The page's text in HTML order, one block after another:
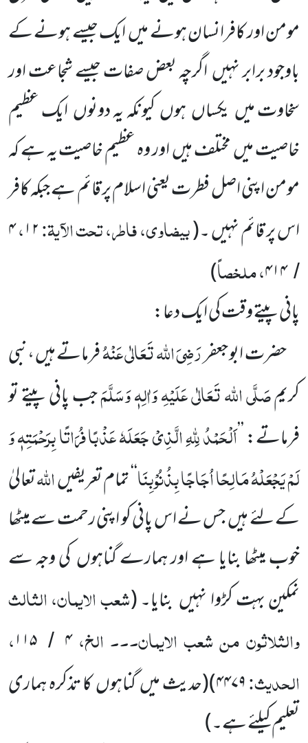
مومن اور کافرانسان ہونے میں ایک جیسے ہونے کے
باوجود برابر نہیں اگرچہ بعض صفات جیسے شجاعت اور
سخاوت میں یکساں ہوں کیونکہ یہ دونوں ایک عظیم
خاصیت میں مختلف ہیں اور وہ عظیم خاصیت یہ ہے کہ
مومن اپنی اصل فطرت یعنی اسلام پر قائم ہے جبکہ کافر
اس پر قائم نہیں ۔(بیضاوی، فاطر، تحت الآیۃ:۱۲،۴
/۴۱۴، ملخصاً)
پانی پیتے وقت کی ایک دعا:
حضرت ابو جعفررَضِیَ اللہ تَعَالٰی عَنْہُفرماتے ہیں ،نبی
کریمصَلَّی اللہ تَعَالٰی عَلَیْہِ وَاٰلِہٖ وَسَلَّمَجب پانی پیتے تو
فرماتے: ’’اَلْحَمْدُ لِلّٰہِ الَّذِیْ جَعَلَہٗ عَذْبًا فُرَاتًا بِرَحْمَتِہٖ وَ
لَمْ یَجْعَلْہُ مَالِحًا اُجَاجًا بِذُنُوْبِنَا‘‘ تمام تعریفیںاللہتعالیٰ
کے لئے ہیں جس نے اس پانی کو اپنی رحمت سے میٹھا
خوب میٹھا بنایا ہے اور ہمارے گناہوں کی وجہ سے
نمکین بہت کڑوا نہیں بنایا۔ (شعب الایمان، الثالث
والثلاثون من شعب الایمان۔۔۔ الخ،۴ / ۱۱۵،
الحدیث:۴۴۷۹)(حدیث میں گناہوں کا تذکرہ ہماری
تعلیم کیلئے ہے۔)